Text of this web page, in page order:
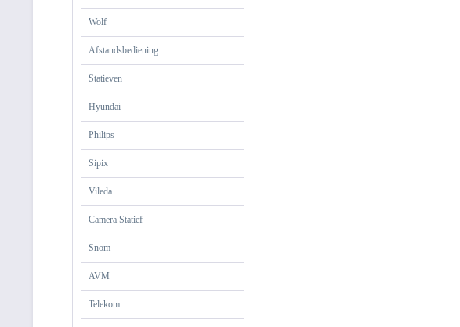
Wolf
Afstandsbediening
Statieven
Hyundai
Philips
Sipix
Vileda
Camera Statief
Snom
AVM
Telekom